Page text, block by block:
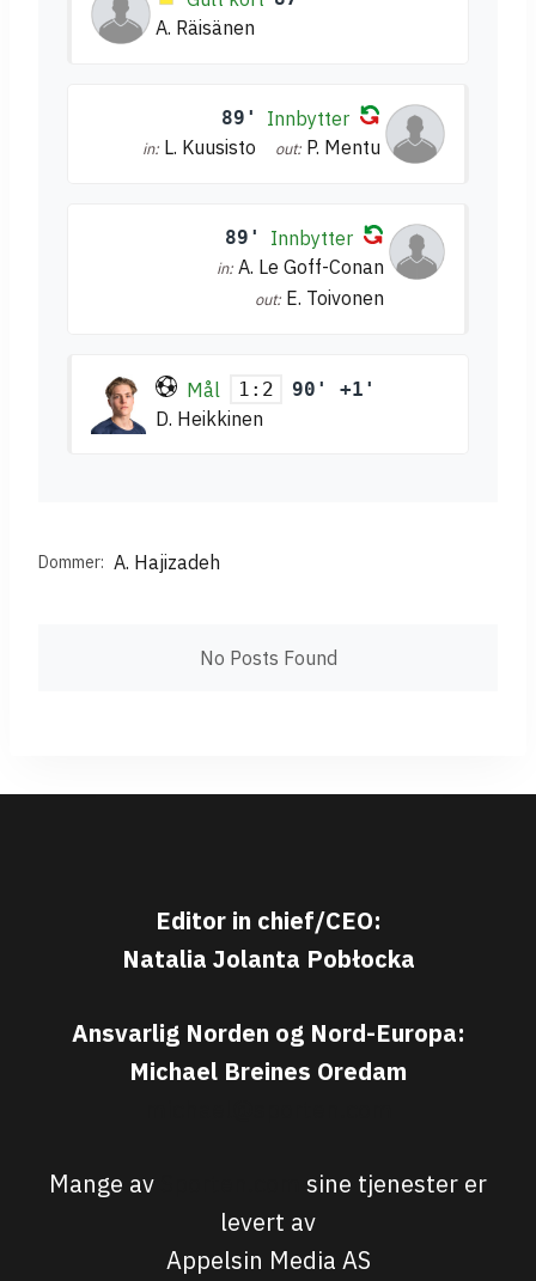
A. Räisänen
89' Innbytter
in: L. Kuusisto out: P. Mentu
89' Innbytter
in: A. Le Goff-Conan
out: E. Toivonen
Mål 1:2 90' +1'
D. Heikkinen
Dommer: A. Hajizadeh
No Posts Found
Editor in chief/CEO:
Natalia Jolanta Pobłocka
Ansvarlig Norden og Nord-Europa:
Michael Breines Oredam
Mange av
sine tjenester er
levert av
Appelsin Media AS